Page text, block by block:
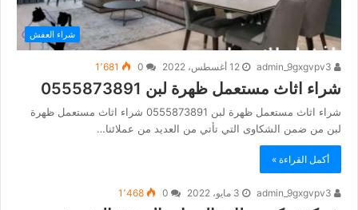
شراء العفش
12 أغسطس، 2022 1٬681
شراء اثاث مستعمل ظهرة لبن 0555873891
شراء اثاث مستعمل ظهرة لبن 0555873891 شراء اثاث مستعمل ظهرة
لبن من ضمن الشكاوى التي تأتي من العديد من عملائنا…
أكمل القراءة »
3 مايو، 2022 1٬468